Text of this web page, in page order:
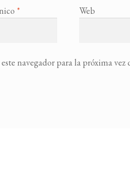
* Web
navegador para la próxima vez